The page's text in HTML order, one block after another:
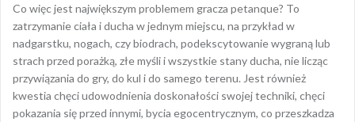
Co więc jest największym problemem gracza petanque? To
zatrzymanie ciała i ducha w jednym miejscu, na przykład w
nadgarstku, nogach, czy biodrach, podekscytowanie wygraną lub
strach przed porażką, złe myśli i wszystkie stany ducha, nie licząc
przywiązania do gry, do kul i do samego terenu. Jest również
kwestia chęci udowodnienia doskonałości swojej techniki, chęci
pokazania się przed innymi, bycia egocentrycznym, co przeszkadza